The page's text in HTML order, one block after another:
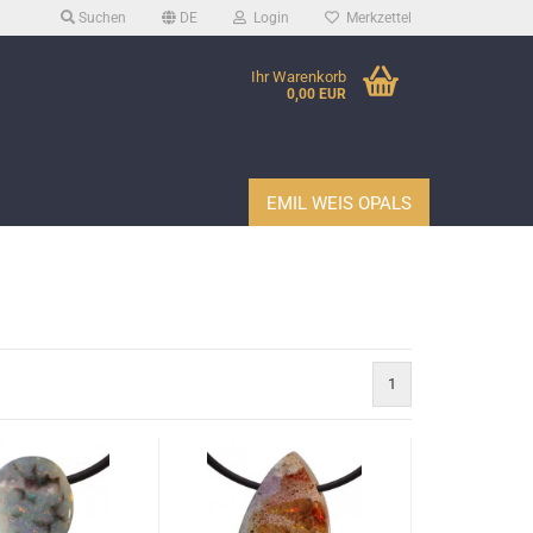
Suchen DE Login Merkzettel
Ihr Warenkorb
0,00 EUR
EMIL WEIS OPALS
1